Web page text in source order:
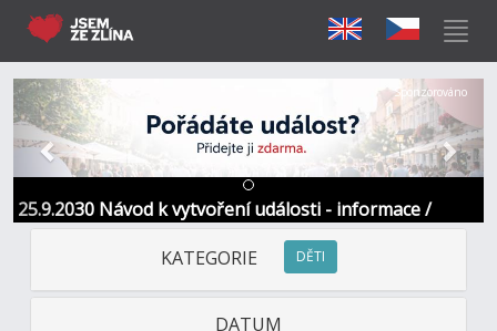
25.9.2030 Návod k vytvoření události - informace /
kontakt
Předchozí Další
Sponzorováno
KATEGORIE DĚTI
DATUM